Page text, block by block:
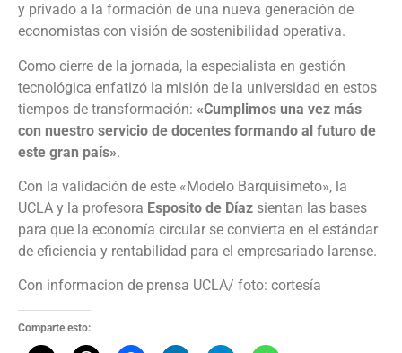
y privado a la formación de una nueva generación de
economistas con visión de sostenibilidad operativa.
Como cierre de la jornada, la especialista en gestión
tecnológica enfatizó la misión de la universidad en estos
tiempos de transformación: «Cumplimos una vez más
con nuestro servicio de docentes formando al futuro de
este gran país».
Con la validación de este «Modelo Barquisimeto», la
UCLA y la profesora Esposito de Díaz sientan las bases
para que la economía circular se convierta en el estándar
de eficiencia y rentabilidad para el empresariado larense.
Con informacion de prensa UCLA/ foto: cortesía
Comparte esto: